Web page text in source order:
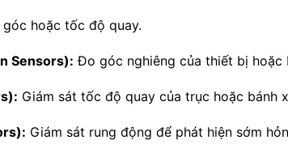
hoặc tốc độ quay.
Sensors): Đo góc nghiêng của thiết bị hoặc
Giám sát tốc độ quay của trục hoặc bánh
Giám sát rung động để phát hiện sớm